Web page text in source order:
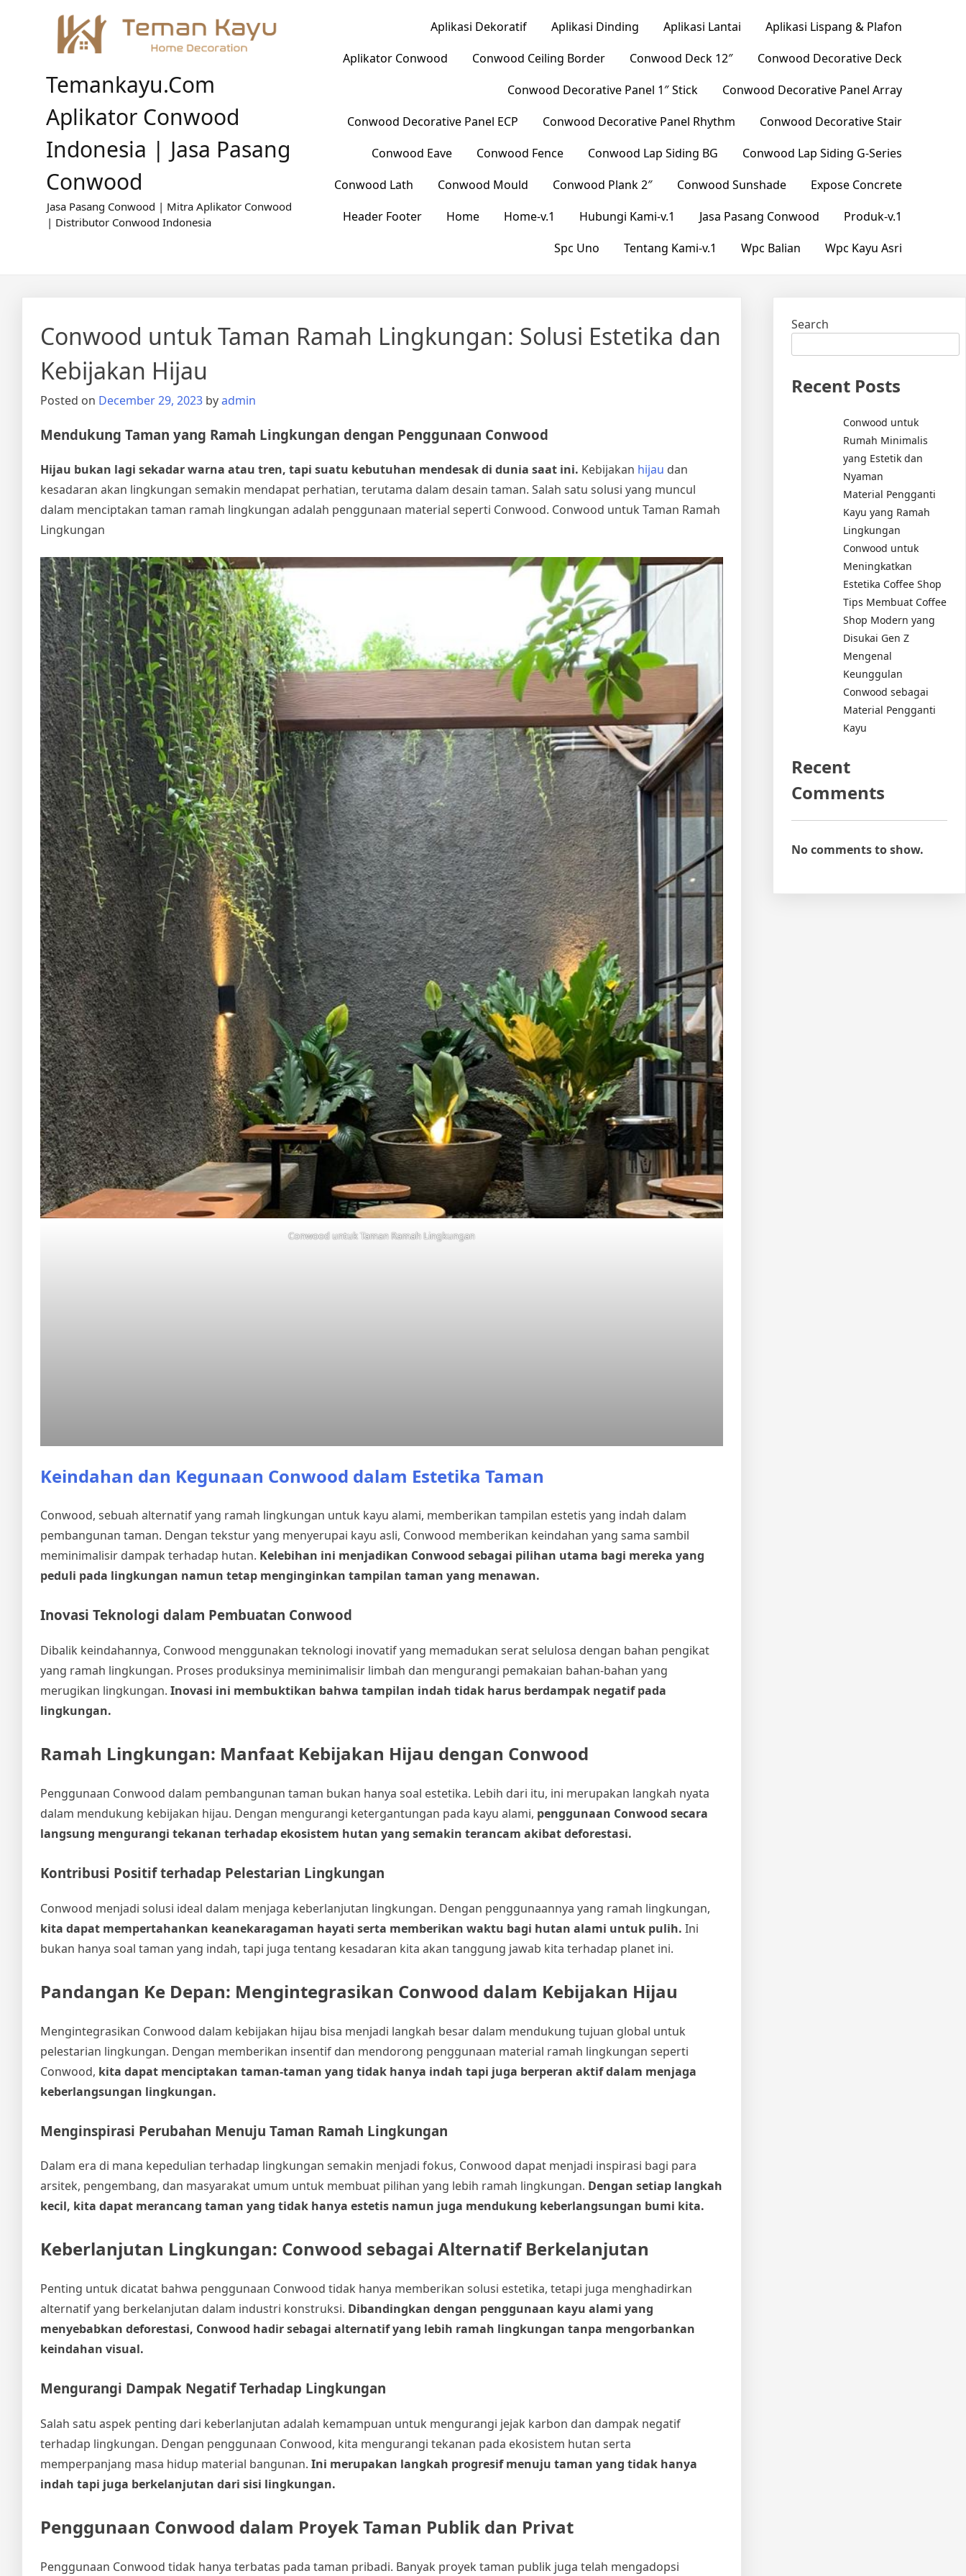
Temankayu.com
Aplikator Conwood
Indonesia | Jasa Pasang
Conwood
Jasa Pasang Conwood | Mitra Aplikator Conwood
| Distributor Conwood Indonesia
Aplikasi Dekoratif Aplikasi Dinding Aplikasi Lantai
Aplikasi Lispang & Plafon
Aplikator Conwood
Conwood Ceiling Border Conwood Deck 12″
Conwood Decorative Deck
Conwood Decorative Panel 1″ Stick
Conwood Decorative Panel Array
Conwood Decorative Panel ECP
Conwood Decorative Panel Rhythm
Conwood Decorative Stair
Conwood Eave
Conwood Fence Conwood Lap Siding BG
Conwood Lap Siding G-Series
Conwood Lath
Conwood Mould Conwood Plank 2″ Conwood Sunshade
Expose Concrete
Header Footer
Home Home-v.1 Hubungi Kami-v.1 Jasa Pasang Conwood
Produk-v.1
Spc Uno
Tentang Kami-v.1 Wpc Balian Wpc Kayu Asri
Conwood untuk Taman Ramah Lingkungan: Solusi Estetika dan
Kebijakan Hijau
Posted on December 29, 2023 byadmin
Mendukung Taman yang Ramah Lingkungan dengan Penggunaan Conwood
Hijau bukan lagi sekadar warna atau tren, tapi suatu kebutuhan mendesak di dunia saat ini. Kebijakan hijau dan
kesadaran akan lingkungan semakin mendapat perhatian, terutama dalam desain taman. Salah satu solusi yang muncul
dalam menciptakan taman ramah lingkungan adalah penggunaan material seperti Conwood. Conwood untuk Taman Ramah
Lingkungan
Conwood untuk Taman Ramah Lingkungan
Keindahan dan Kegunaan Conwood dalam Estetika Taman
Conwood, sebuah alternatif yang ramah lingkungan untuk kayu alami, memberikan tampilan estetis yang indah dalam
pembangunan taman. Dengan tekstur yang menyerupai kayu asli, Conwood memberikan keindahan yang sama sambil
meminimalisir dampak terhadap hutan. Kelebihan ini menjadikan Conwood sebagai pilihan utama bagi mereka yang
peduli pada lingkungan namun tetap menginginkan tampilan taman yang menawan.
Inovasi Teknologi dalam Pembuatan Conwood
Dibalik keindahannya, Conwood menggunakan teknologi inovatif yang memadukan serat selulosa dengan bahan pengikat
yang ramah lingkungan. Proses produksinya meminimalisir limbah dan mengurangi pemakaian bahan-bahan yang
merugikan lingkungan. Inovasi ini membuktikan bahwa tampilan indah tidak harus berdampak negatif pada
lingkungan.
Ramah Lingkungan: Manfaat Kebijakan Hijau dengan Conwood
Penggunaan Conwood dalam pembangunan taman bukan hanya soal estetika. Lebih dari itu, ini merupakan langkah nyata
dalam mendukung kebijakan hijau. Dengan mengurangi ketergantungan pada kayu alami, penggunaan Conwood secara
langsung mengurangi tekanan terhadap ekosistem hutan yang semakin terancam akibat deforestasi.
Kontribusi Positif terhadap Pelestarian Lingkungan
Conwood menjadi solusi ideal dalam menjaga keberlanjutan lingkungan. Dengan penggunaannya yang ramah lingkungan,
kita dapat mempertahankan keanekaragaman hayati serta memberikan waktu bagi hutan alami untuk pulih. Ini
bukan hanya soal taman yang indah, tapi juga tentang kesadaran kita akan tanggung jawab kita terhadap planet ini.
Pandangan Ke Depan: Mengintegrasikan Conwood dalam Kebijakan Hijau
Mengintegrasikan Conwood dalam kebijakan hijau bisa menjadi langkah besar dalam mendukung tujuan global untuk
pelestarian lingkungan. Dengan memberikan insentif dan mendorong penggunaan material ramah lingkungan seperti
Conwood, kita dapat menciptakan taman-taman yang tidak hanya indah tapi juga berperan aktif dalam menjaga
keberlangsungan lingkungan.
Menginspirasi Perubahan Menuju Taman Ramah Lingkungan
Dalam era di mana kepedulian terhadap lingkungan semakin menjadi fokus, Conwood dapat menjadi inspirasi bagi para
arsitek, pengembang, dan masyarakat umum untuk membuat pilihan yang lebih ramah lingkungan. Dengan setiap langkah
kecil, kita dapat merancang taman yang tidak hanya estetis namun juga mendukung keberlangsungan bumi kita.
Keberlanjutan Lingkungan: Conwood sebagai Alternatif Berkelanjutan
Penting untuk dicatat bahwa penggunaan Conwood tidak hanya memberikan solusi estetika, tetapi juga menghadirkan
alternatif yang berkelanjutan dalam industri konstruksi. Dibandingkan dengan penggunaan kayu alami yang
menyebabkan deforestasi, Conwood hadir sebagai alternatif yang lebih ramah lingkungan tanpa mengorbankan
keindahan visual.
Mengurangi Dampak Negatif Terhadap Lingkungan
Salah satu aspek penting dari keberlanjutan adalah kemampuan untuk mengurangi jejak karbon dan dampak negatif
terhadap lingkungan. Dengan penggunaan Conwood, kita mengurangi tekanan pada ekosistem hutan serta
memperpanjang masa hidup material bangunan. Ini merupakan langkah progresif menuju taman yang tidak hanya
indah tapi juga berkelanjutan dari sisi lingkungan.
Penggunaan Conwood dalam Proyek Taman Publik dan Privat
Penggunaan Conwood tidak hanya terbatas pada taman pribadi. Banyak proyek taman publik juga telah mengadopsi
Search
Recent Posts
Conwood untuk
Rumah Minimalis
yang Estetik dan
Nyaman
Material Pengganti
Kayu yang Ramah
Lingkungan
Conwood untuk
Meningkatkan
Estetika Coffee Shop
Tips Membuat Coffee
Shop Modern yang
Disukai Gen Z
Mengenal
Keunggulan
Conwood sebagai
Material Pengganti
Kayu
Recent
Comments
No comments to show.